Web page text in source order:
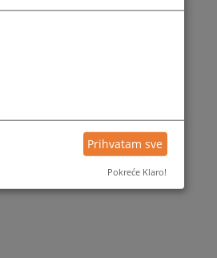
Prihvatam sve
Pokreće Klaro!